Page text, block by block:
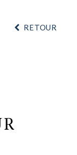
RETOUR